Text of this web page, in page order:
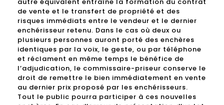
de vente et le transfert de propriété et des
risques immédiats entre le vendeur et le dernier
enchérisseur retenu. Dans le cas où deux ou
plusieurs personnes auront porté des enchères
identiques par la voix, le geste, ou par téléphone
et réclament en même temps le bénéfice de
l’adjudication, le commissaire-priseur conserve le
droit de remettre le bien immédiatement en vente
au dernier prix proposé par les enchérisseurs.
Tout le public pourra participer à ces nouvelles